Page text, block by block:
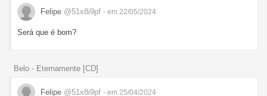
Felipe @51x8i9pf - em 22/05/2024
Será que é bom?
Belo - Eternamente [CD]
Felipe @51x8i9pf - em 25/04/2024